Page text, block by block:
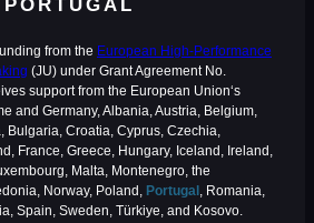
from the European High-Performance
(JU) under Grant Agreement No.
support from the European Union‘s
and Germany, Albania, Austria, Belgium,
Bulgaria, Croatia, Cyprus, Czechia,
France, Greece, Hungary, Iceland, Ireland,
Malta, Montenegro, the
Norway, Poland, Portugal , Romania,
Spain, Sweden, Türkiye, and Kosovo.